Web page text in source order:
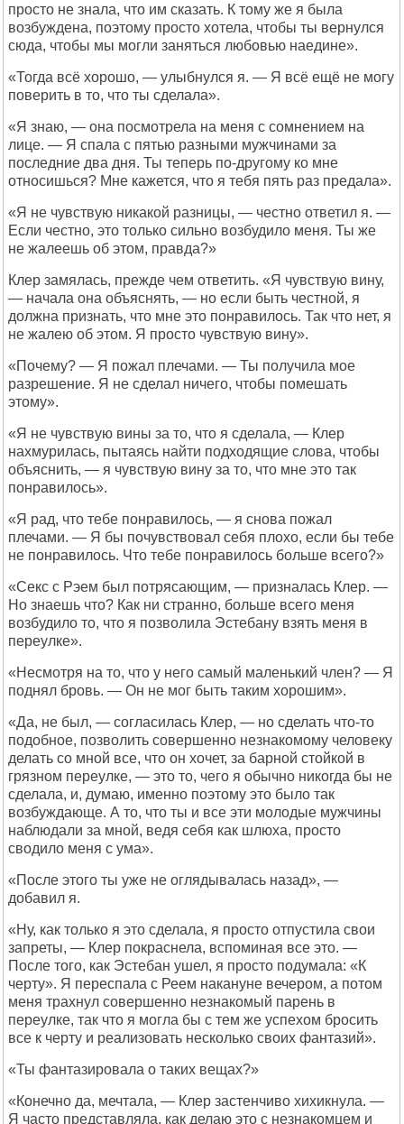
просто не знала, что им сказать. К тому же я была
возбуждена, поэтому просто хотела, чтобы ты вернулся
сюда, чтобы мы могли заняться любовью наедине».
«Тогда всё хорошо, — улыбнулся я. — Я всё ещё не могу
поверить в то, что ты сделала».
«Я знаю, — она посмотрела на меня с сомнением на
лице. — Я спала с пятью разными мужчинами за
последние два дня. Ты теперь по-другому ко мне
относишься? Мне кажется, что я тебя пять раз предала».
«Я не чувствую никакой разницы, — честно ответил я. —
Если честно, это только сильно возбудило меня. Ты же
не жалеешь об этом, правда?»
Клер замялась, прежде чем ответить. «Я чувствую вину,
— начала она объяснять, — но если быть честной, я
должна признать, что мне это понравилось. Так что нет, я
не жалею об этом. Я просто чувствую вину».
«Почему? — Я пожал плечами. — Ты получила мое
разрешение. Я не сделал ничего, чтобы помешать
этому».
«Я не чувствую вины за то, что я сделала, — Клер
нахмурилась, пытаясь найти подходящие слова, чтобы
объяснить, — я чувствую вину за то, что мне это так
понравилось».
«Я рад, что тебе понравилось, — я снова пожал
плечами. — Я бы почувствовал себя плохо, если бы тебе
не понравилось. Что тебе понравилось больше всего?»
«Секс с Рэем был потрясающим, — призналась Клер. —
Но знаешь что? Как ни странно, больше всего меня
возбудило то, что я позволила Эстебану взять меня в
переулке».
«Несмотря на то, что у него самый маленький член? — Я
поднял бровь. — Он не мог быть таким хорошим».
«Да, не был, — согласилась Клер, — но сделать что-то
подобное, позволить совершенно незнакомому человеку
делать со мной все, что он хочет, за барной стойкой в
грязном переулке, — это то, чего я обычно никогда бы не
сделала, и, думаю, именно поэтому это было так
возбуждающе. А то, что ты и все эти молодые мужчины
наблюдали за мной, ведя себя как шлюха, просто
сводило меня с ума».
«После этого ты уже не оглядывалась назад», —
добавил я.
«Ну, как только я это сделала, я просто отпустила свои
запреты, — Клер покраснела, вспоминая все это. —
После того, как Эстебан ушел, я просто подумала: «К
черту». Я переспала с Реем накануне вечером, а потом
меня трахнул совершенно незнакомый парень в
переулке, так что я могла бы с тем же успехом бросить
все к черту и реализовать несколько своих фантазий».
«Ты фантазировала о таких вещах?»
«Конечно да, мечтала, — Клер застенчиво хихикнула. —
Я часто представляла, как делаю это с незнакомцем и